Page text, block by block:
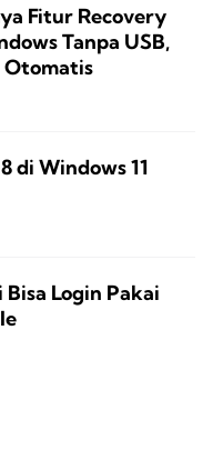
Fitur Recovery
Tanpa USB,
Otomatis
di Windows 11
Login Pakai